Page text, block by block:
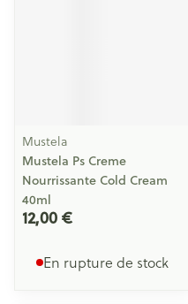
Mustela
Mustela Ps Creme
Nourrissante Cold Cream
40ml
12,00 €
En rupture de stock